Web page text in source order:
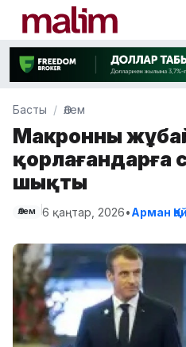
Басты Әлем
Макронның
қорлағандарға
шықты
Әлем 6 қаңтар, 2026•Арман